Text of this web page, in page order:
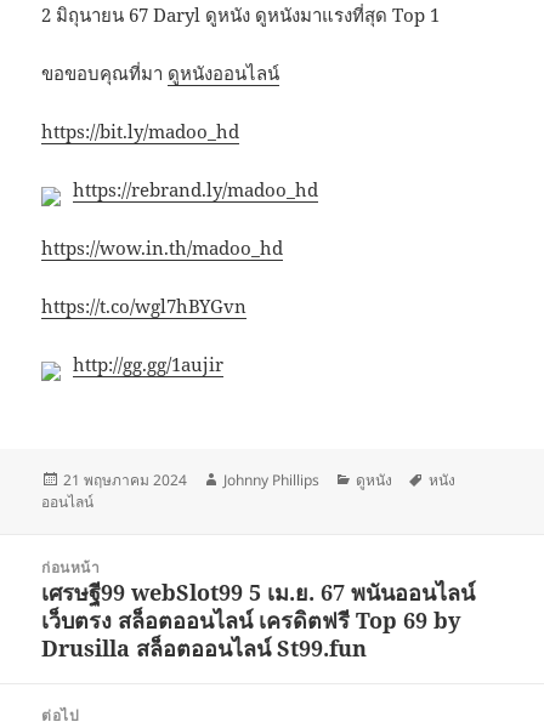
2 มิถุนายน 67 Daryl ดูหนัง ดูหนังมาแรงที่สุด Top 1
ขอขอบคุณที่มา ดูหนังออนไลน์
https://bit.ly/madoo_hd
https://rebrand.ly/madoo_hd
https://wow.in.th/madoo_hd
https://t.co/wgl7hBYGvn
http://gg.gg/1aujir
เขียน
เมื่อ
21 พฤษภาคม 2024
ผู้
Johnny Phillips
หมวด
ดูหนัง
ป้าย
หนัง
ออนไลน์
ก่อนหน้า
เรื่อง
ก่อน
หน้า:
เศรษฐี99 webSlot99 5 เม.ย. 67 พนันออนไลน์
เว็บตรง สล็อตออนไลน์ เครดิตฟรี Top 69 by
Drusilla สล็อตออนไลน์ St99.fun
ต่อไป